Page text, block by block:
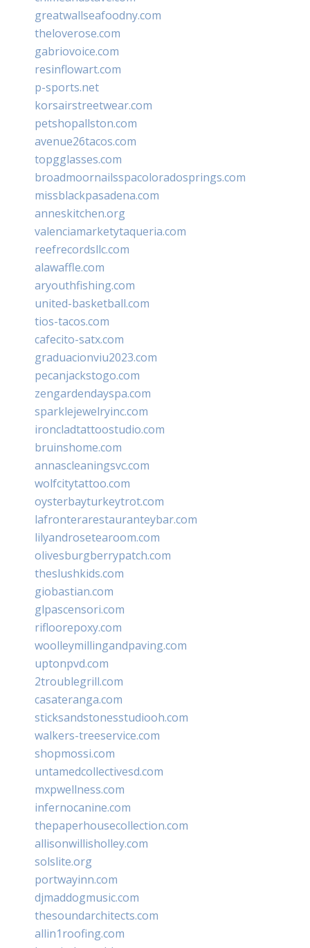
greatwallseafoodny.com
theloverose.com
gabriovoice.com
resinflowart.com
p-sports.net
korsairstreetwear.com
petshopallston.com
avenue26tacos.com
topgglasses.com
broadmoornailsspacoloradosprings.com
missblackpasadena.com
anneskitchen.org
valenciamarketytaqueria.com
reefrecordsllc.com
alawaffle.com
aryouthfishing.com
united-basketball.com
tios-tacos.com
cafecito-satx.com
graduacionviu2023.com
pecanjackstogo.com
zengardendayspa.com
sparklejewelryinc.com
ironcladtattoostudio.com
bruinshome.com
annascleaningsvc.com
wolfcitytattoo.com
oysterbayturkeytrot.com
lafronterarestauranteybar.com
lilyandrosetearoom.com
olivesburgberrypatch.com
theslushkids.com
giobastian.com
glpascensori.com
rifloorepoxy.com
woolleymillingandpaving.com
uptonpvd.com
2troublegrill.com
casateranga.com
sticksandstonesstudiooh.com
walkers-treeservice.com
shopmossi.com
untamedcollectivesd.com
mxpwellness.com
infernocanine.com
thepaperhousecollection.com
allisonwillisholley.com
solslite.org
portwayinn.com
djmaddogmusic.com
thesoundarchitects.com
allin1roofing.com